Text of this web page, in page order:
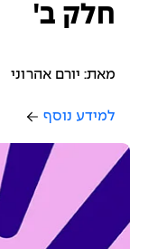
חלק ב'
מאת: יורם אהרוני
למידע נוסף